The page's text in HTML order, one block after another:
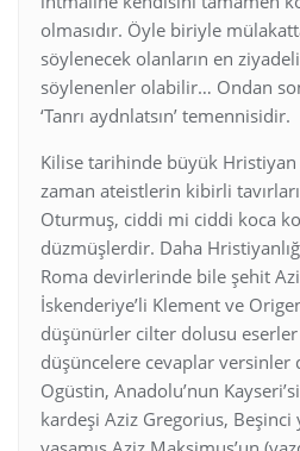
olmasıdır. Öyle biriyle
söylenecek olanların en
söylenenler olabilir… Ondan
‘Tanrı aydnlatsın’ temennisidir.
Kilise tarihinde büyük
zaman ateistlerin kibirli
Oturmuş, ciddi mi ciddi koca
düzmüşlerdir. Daha
Roma devirlerinde bile şehit
İskenderiye’li Klement ve
düşünürler cilter dolusu eserler
düşüncelere cevaplar versinler
Ogüstin, Anadolu’nun
kardeşi Aziz Gregorius, Beşinci